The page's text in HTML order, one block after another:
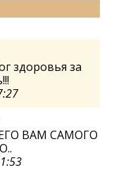
здоровья за
ВАМ САМОГО